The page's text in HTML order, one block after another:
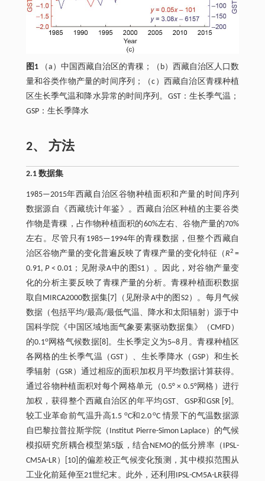
图1（a）中国西藏自治区的青稞；（b）西藏自治区人口数
量和谷类作物产量的时间序列；（c）西藏自治区青稞种植
区生长季气温和降水异常的时间序列。GST：生长季气温；
GSP：生长季降水
2、 方法
2.1 数据集
1985—2015年西藏自治区谷物种植面积和产量的时间序列
数据源自《西藏统计年鉴》。西藏自治区种植的主要谷类
作物是青稞，占作物种植面积的60%左右、谷物产量的70%
左右。尽管只有1985—1994年的青稞数据，但整个西藏自
治区谷物产量的变化普遍反映了青稞产量的变化特征（R2=
0.91,P < 0.01；见附录A中的图S1）。因此，对谷物产量变
化的分析主要反映了青稞产量的分析。青稞种植面积数据
取自MIRCA2000数据集[7]（见附录A中的图S2）。每月气候
数据（包括平均/最高/最低气温、降水和太阳辐射）源于中
国科学院《中国区域地面气象要素驱动数据集》（CMFD）
的0.1o网格气候数据[8]。生长季定义为5~8月。青稞种植区
各网格的生长季气温（GST）、生长季降水（GSP）和生长
季辐射（GSR）通过相应的面积加权月平均数据计算获得。
通过谷物种植面积对每个网格单元（0.5° × 0.5°网格）进行
加权，获得整个西藏自治区的年平均GST、GSP和GSR [9]。
较工业革命前气温升高1.5 oC和2.0oC 情景下的气温数据源
自巴黎拉普拉斯学院（Institut Pierre-Simon Laplace）的气候
模拟研究所耦合模型第5版，结合NEMO的低分辨率（IPSL-
CM5A-LR）[10]的偏差校正气候变化预测，其中模拟范围从
工业化前延伸至21世纪末。此外，还利用IPSL-CM5A-LR获得